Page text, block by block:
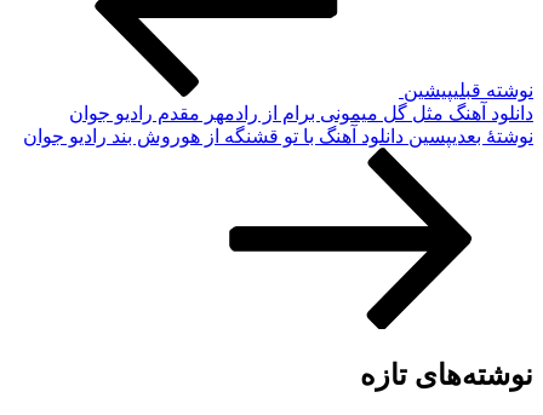
نوشته قبلیپیشین
دانلود آهنگ مثل گل میمونی برام از رادمهر مقدم رادیو جوان
نوشته‌ٔ بعدیپسین دانلود آهنگ با تو قشنگه از هوروش بند رادیو جوان
نوشته‌های تازه